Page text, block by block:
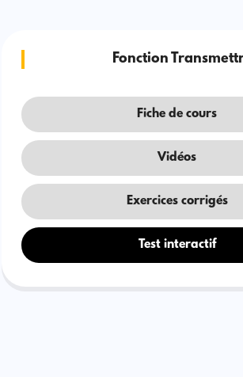
Fonction
Fiche de cours
Vidéos
Exercices corrigés
Test interactif